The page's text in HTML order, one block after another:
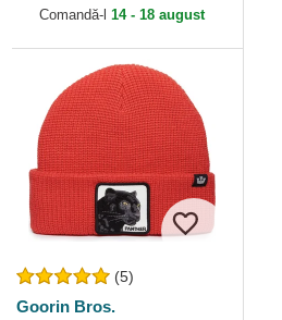
de New Era
Comandă-l 14 - 18 august
(5)
Goorin Bros.